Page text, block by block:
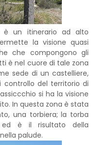
è un itinerario ad alto
la visione quasi
che compongono gli
è nel cuore di tale zona
sede di un castelliere,
controllo del territorio di
si ha la visione
In questa zona è stata
una torbiera; la torba
ed è il risultato della
palude.